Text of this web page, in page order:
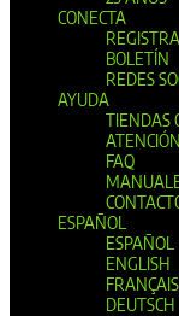
CONECTA
BOLETÍN
REDES
AYUDA
TIENDAS
FAQ
ESPAÑOL
ESPAÑOL
ENGLISH
FRANÇAIS
DEUTSCH